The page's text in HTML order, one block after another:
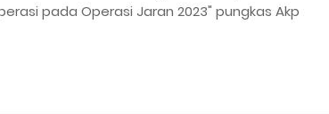
pada Operasi Jaran 2023" pungkas Akp